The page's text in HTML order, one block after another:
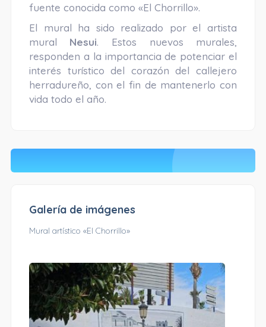
fuente conocida como «El Chorrillo».
El mural ha sido realizado por el artista
mural Nesui. Estos nuevos murales,
responden a la importancia de potenciar el
interés turístico del corazón del callejero
herradureño, con el fin de mantenerlo con
vida todo el año.
Galería de imágenes
Mural artístico «El Chorrillo»